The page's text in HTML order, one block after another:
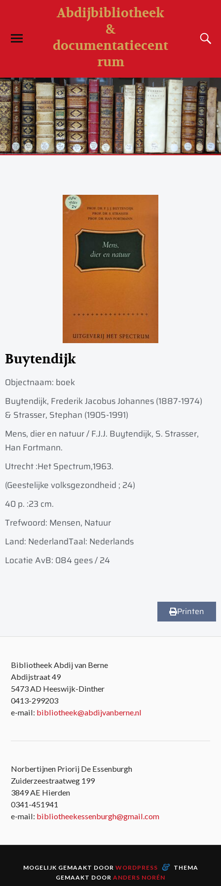
Abdijbibliotheek
&
documentatiecent
rum
Buytendijk
Objectnaam: boek
Buytendijk, Frederik Jacobus Johannes (1887-1974)
& Strasser, Stephan (1905-1991)
Mens, dier en natuur / F.J.J. Buytendijk, S. Strasser,
Han Fortmann.
Utrecht :Het Spectrum,1963.
(Geestelijke volksgezondheid ; 24)
40 p. :23 cm.
Trefwoord: Mensen, Natuur
Land: NederlandTaal: Nederlands
Locatie AvB: 084 gees / 24
Printen
Bibliotheek Abdij van Berne
Abdijstraat 49
5473 AD Heeswijk-Dinther
0413-299203
e-mail: bibliotheek@abdijvanberne.nl
Norbertijnen Priorij De Essenburgh
Zuiderzeestraatweg 199
3849 AE Hierden
0341-451941
e-mail: bibliotheekessenburgh@gmail.com
MOGELIJK GEMAAKT DOOR WORDPRESS &
THEMA
GEMAAKT DOOR ANDERS NORÉN